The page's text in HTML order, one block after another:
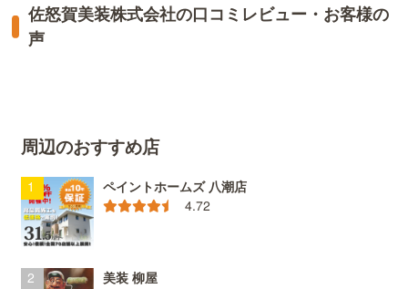
佐怒賀美装株式会社の口コミレビュー・お客様の
声
周辺のおすすめ店
ペイントホームズ 八潮店
4.72
美装 柳屋